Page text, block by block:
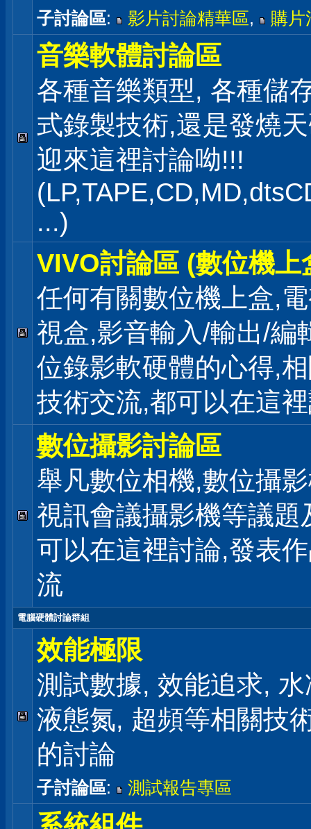
子討論區: 影片討論精華區, 購片
音樂軟體討論區
各種音樂類型, 各種儲
式錄製技術,還是發燒
迎來這裡討論呦!!!
...)
VIVO討論區 (數位機上
任何有關數位機上盒,
視盒,影音輸入/輸出/編
位錄影軟硬體的心得,
技術交流,都可以在這
數位攝影討論區
舉凡數位相機,數位攝
視訊會議攝影機等議題
可以在這裡討論,發表
流
電腦硬體討論群組
效能極限
測試數據, 效能追求,
液態氮, 超頻等相關技
的討論
子討論區: 測試報告專區